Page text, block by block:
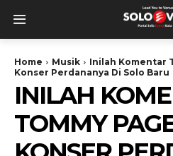
Home Musik
Inilah Komentar
Konser Perdananya Di Solo Baru
INILAH
TOMMY